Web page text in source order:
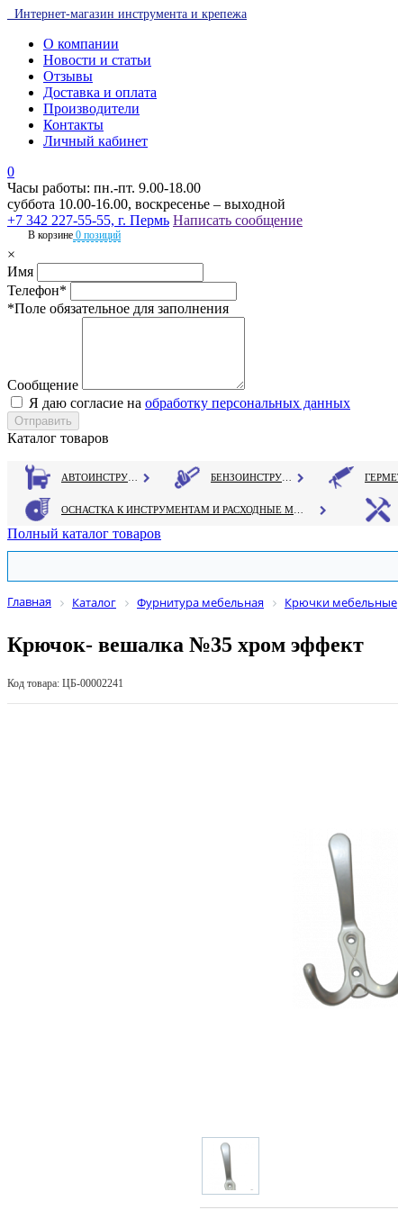
Интернет-магазин инструмента и крепежа
О компании
Новости и статьи
Отзывы
Доставка и оплата
Производители
Контакты
Личный кабинет
0
Часы работы: пн.-пт. 9.00-18.00
суббота 10.00-16.00, воскресенье – выходной
+7 342 227-55-55, г. Пермь Написать сообщение
В корзине 0 позиций
×
Имя
Телефон*
*Поле обязательное для заполнения
Сообщение
Я даю согласие на обработку персональных данных
Каталог товаров
Полный каталог товаров
Главная Каталог Фурнитура мебельная Крючки мебельные
Крючок- вешалка №35 хром эффект
Код товара: ЦБ-00002241